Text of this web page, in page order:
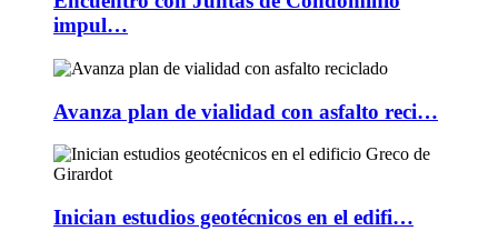
impul…
Avanza plan de vialidad con asfalto reci…
Inician estudios geotécnicos en el edifi…